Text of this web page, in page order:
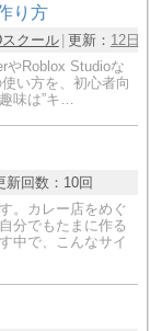
り方
クール 更新： 12日
やRoblox Studioな
い方を、初心者向
味は”キ…
新回数： 10回
。カレー店をめぐ
分でもたまに作る
中で、こんなサイ